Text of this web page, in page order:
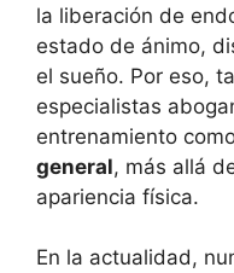
la liberación de
estado de ánimo,
el sueño. Por eso,
especialistas
entrenamiento
general, más allá
apariencia física.
En la actualidad,